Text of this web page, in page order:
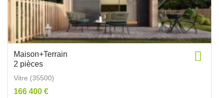
Maison+Terrain
2 pièces
Vitre (35500)
166 400 €